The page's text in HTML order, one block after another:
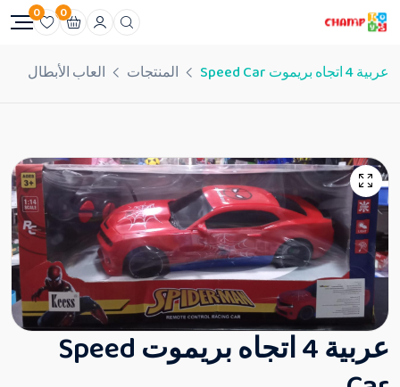
0
0
عربية 4 اتجاه بريموت Speed Car المنتجات العاب الأبطال
عربية 4 اتجاه بريموت Speed